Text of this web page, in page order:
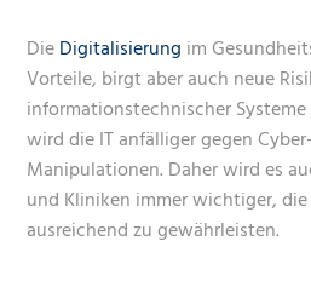
DieDigitalisierung im
Vorteile, birgt aber auch neue
informationstechnischer
wird die IT anfälliger gegen
Manipulationen. Daher wird es
und Kliniken immer wichtiger, die
ausreichend zu gewährleisten.